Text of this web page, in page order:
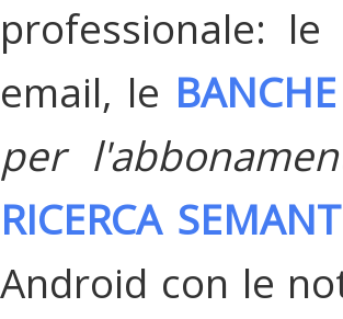
professionale: le
email, le
per
RICERCA
Android con le